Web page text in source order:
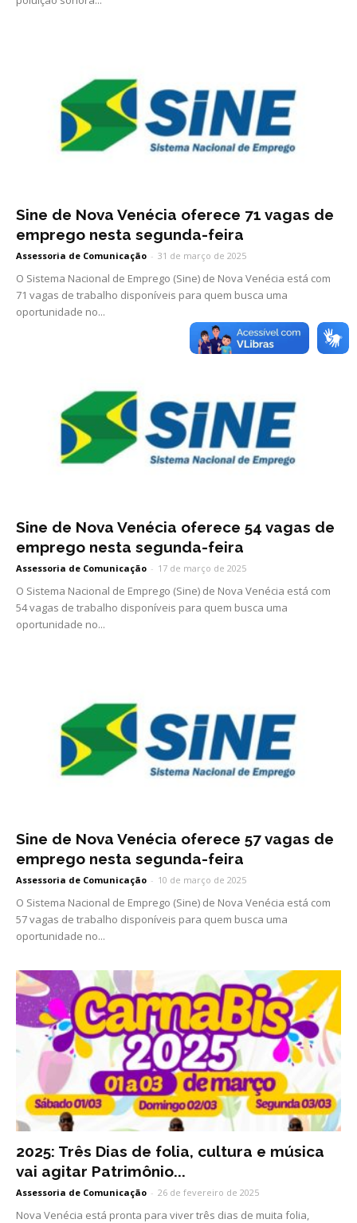
Sine de Nova Venécia oferece 71 vagas de
emprego nesta segunda-feira
Assessoria de Comunicação - 31 de março de 2025
O Sistema Nacional de Emprego (Sine) de Nova Venécia está com
71 vagas de trabalho disponíveis para quem busca uma
oportunidade no...
Sine de Nova Venécia oferece 54 vagas de
emprego nesta segunda-feira
Assessoria de Comunicação - 17 de março de 2025
O Sistema Nacional de Emprego (Sine) de Nova Venécia está com
54 vagas de trabalho disponíveis para quem busca uma
oportunidade no...
Sine de Nova Venécia oferece 57 vagas de
emprego nesta segunda-feira
Assessoria de Comunicação - 10 de março de 2025
O Sistema Nacional de Emprego (Sine) de Nova Venécia está com
57 vagas de trabalho disponíveis para quem busca uma
oportunidade no...
2025: Três Dias de folia, cultura e música
vai agitar Patrimônio...
Assessoria de Comunicação - 26 de fevereiro de 2025
Nova Venécia está pronta para viver três dias de muita folia,